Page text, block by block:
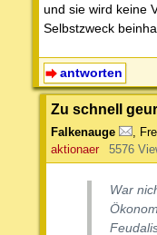
und sie wird keine
Selbstzweck
antworten
Zu schnell
Falkenauge
aktionaer
5576
War